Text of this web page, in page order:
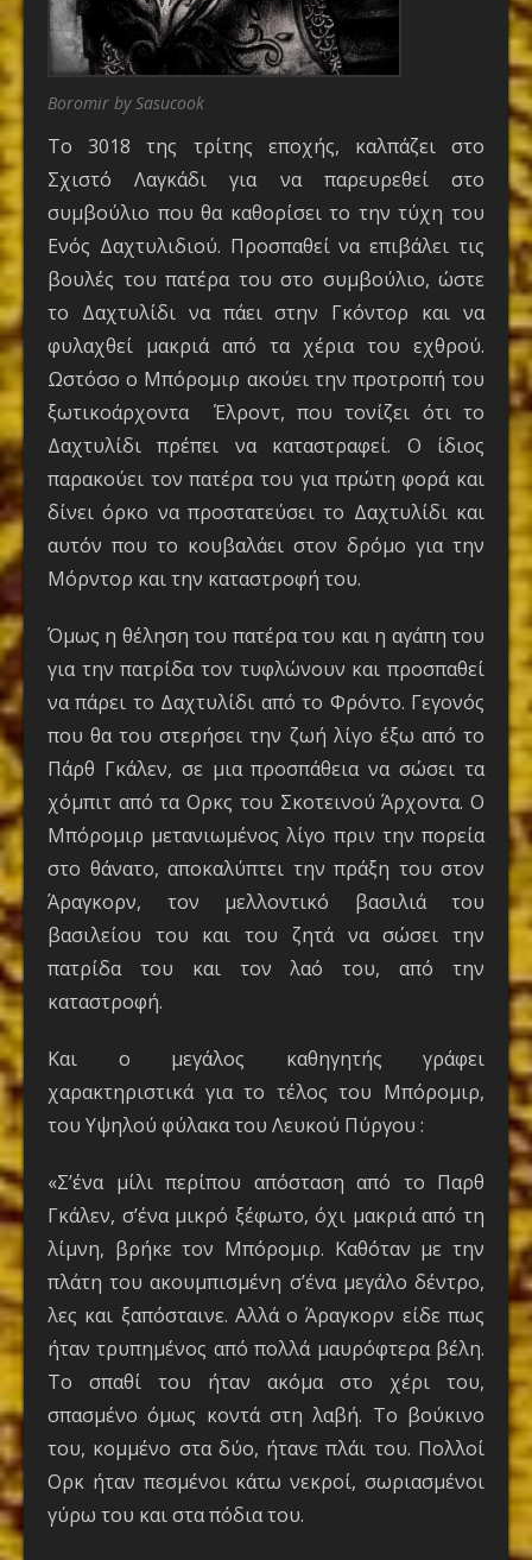
Boromir by Sasucook
Το 3018 της τρίτης εποχής, καλπάζει στο
Σχιστό Λαγκάδι για να παρευρεθεί στο
συμβούλιο που θα καθορίσει το την τύχη του
Ενός Δαχτυλιδιού. Προσπαθεί να επιβάλει τις
βουλές του πατέρα του στο συμβούλιο, ώστε
το Δαχτυλίδι να πάει στην Γκόντορ και να
φυλαχθεί μακριά από τα χέρια του εχθρού.
Ωστόσο ο Μπόρομιρ ακούει την προτροπή του
ξωτικοάρχοντα Έλροντ, που τονίζει ότι το
Δαχτυλίδι πρέπει να καταστραφεί. Ο ίδιος
παρακούει τον πατέρα του για πρώτη φορά και
δίνει όρκο να προστατεύσει το Δαχτυλίδι και
αυτόν που το κουβαλάει στον δρόμο για την
Μόρντορ και την καταστροφή του.
Όμως η θέληση του πατέρα του και η αγάπη του
για την πατρίδα τον τυφλώνουν και προσπαθεί
να πάρει το Δαχτυλίδι από το Φρόντο. Γεγονός
που θα του στερήσει την ζωή λίγο έξω από το
Πάρθ Γκάλεν, σε μια προσπάθεια να σώσει τα
χόμπιτ από τα Ορκς του Σκοτεινού Άρχοντα. Ο
Μπόρομιρ μετανιωμένος λίγο πριν την πορεία
στο θάνατο, αποκαλύπτει την πράξη του στον
Άραγκορν, τον μελλοντικό βασιλιά του
βασιλείου του και του ζητά να σώσει την
πατρίδα του και τον λαό του, από την
καταστροφή.
Και ο μεγάλος καθηγητής γράφει
χαρακτηριστικά για το τέλος του Μπόρομιρ,
του Υψηλού φύλακα του Λευκού Πύργου :
«Σ’ένα μίλι περίπου απόσταση από το Παρθ
Γκάλεν, σ’ένα μικρό ξέφωτο, όχι μακριά από τη
λίμνη, βρήκε τον Μπόρομιρ. Καθόταν με την
πλάτη του ακουμπισμένη σ’ένα μεγάλο δέντρο,
λες και ξαπόσταινε. Αλλά ο Άραγκορν είδε πως
ήταν τρυπημένος από πολλά μαυρόφτερα βέλη.
Το σπαθί του ήταν ακόμα στο χέρι του,
σπασμένο όμως κοντά στη λαβή. Το βούκινο
του, κομμένο στα δύο, ήτανε πλάι του. Πολλοί
Ορκ ήταν πεσμένοι κάτω νεκροί, σωριασμένοι
γύρω του και στα πόδια του.